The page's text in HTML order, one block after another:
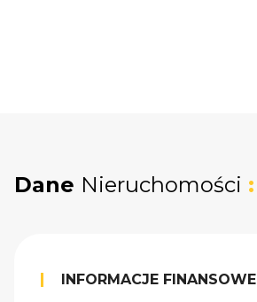
Dane Nieruchomości :
INFORMACJE FINANSOWE